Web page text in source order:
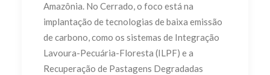
Amazônia. No Cerrado, o foco está na
implantação de tecnologias de baixa emissão
de carbono, como os sistemas de Integração
Lavoura-Pecuária-Floresta (ILPF) e a
Recuperação de Pastagens Degradadas